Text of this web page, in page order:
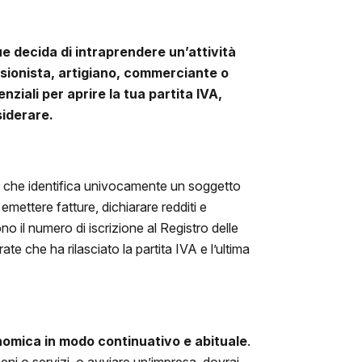
decida di intraprendere un’attività
artigiano, commerciante o
per aprire la tua partita IVA,
identifica univocamente un soggetto
fatture, dichiarare redditi e
il numero di iscrizione al Registro delle
che ha rilasciato la partita IVA e l’ultima
in modo continuativo e abituale.